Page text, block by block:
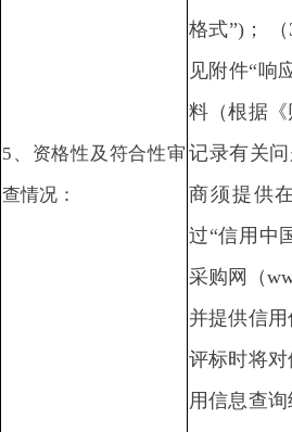
5、资格性及符合性审
查情况：
格式”)；
见附件“响
料（根据
记录有关
商须提供
过“信用中
采购网（
并提供信
评标时将
用信息查